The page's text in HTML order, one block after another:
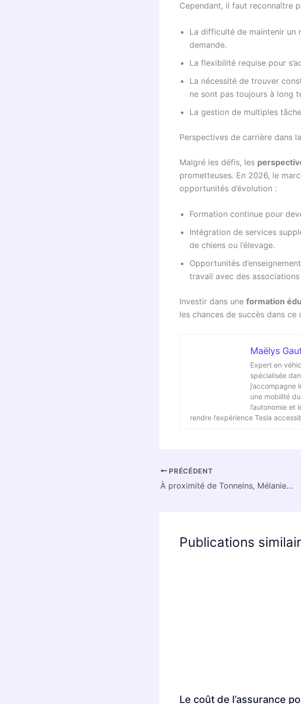
Cependant, il faut reconnaître
La difficulté de maintenir un
demande.
La flexibilité requise pour
La nécessité de trouver
ne sont pas toujours à long
La gestion de multiples
Perspectives de carrière dans
Malgré les défis, les
prometteuses. En 2026, le
opportunités d’évolution :
Formation continue pour
Intégration de services
de chiens ou l’élevage.
Opportunités
travail avec des
Investir dans une formation
les chances de succès dans
Maëlys
Expert en
spécialisée
j’accompagne
une mobilité
l’autonomie
rendre l’expérience Tesla
PRÉCÉDENT
À proximité de Tonneins, Mélanie Degner triomphe à la carrosserie Munch Auto
Publications
Le coût de l’assurance